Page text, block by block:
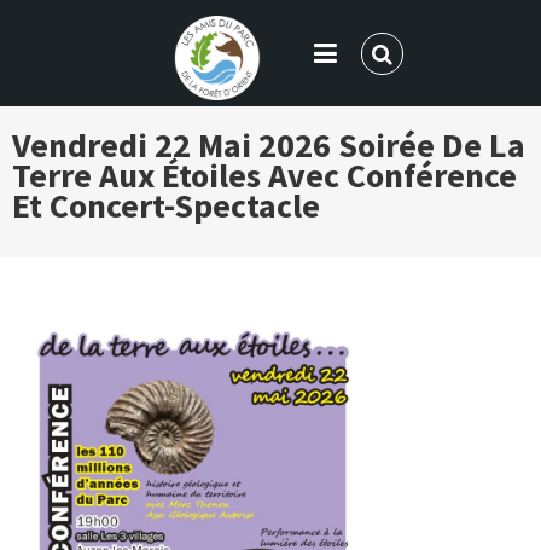
LES AMIS DU PARC DE LA FORÊT
D'ORIENT
Vendredi 22 Mai 2026 Soirée De La
Terre Aux Étoiles Avec Conférence
Et Concert-Spectacle